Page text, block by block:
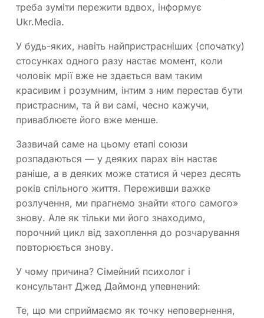
треба зуміти пережити вдвох, інформує
Ukr.Media.
У будь-яких, навіть найпристрасніших (спочатку)
стосунках одного разу настає момент, коли
чоловік мрії вже не здається вам таким
красивим і розумним, інтим з ним перестав бути
пристрасним, та й ви самі, чесно кажучи,
приваблюєте його вже менше.
Зазвичай саме на цьому етапі союзи
розпадаються — у деяких парах він настає
раніше, а в деяких може статися й через десять
років спільного життя. Переживши важке
розлучення, ми прагнемо знайти «того самого»
знову. Але як тільки ми його знаходимо,
порочний цикл від захоплення до розчарування
повторюється знову.
У чому причина? Сімейний психолог і
консультант Джед Даймонд упевнений:
Те, що ми сприймаємо як точку неповернення,